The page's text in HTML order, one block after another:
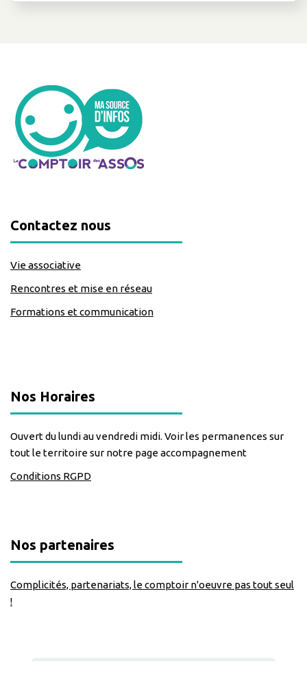
Contactez nous
Vie associative
Rencontres et mise en réseau
Formations et communication
Nos Horaires
Ouvert du lundi au vendredi midi. Voir les permanences sur
tout le territoire sur notre page accompagnement
Conditions RGPD
Nos partenaires
Complicités, partenariats, le comptoir n'oeuvre pas tout seul
!